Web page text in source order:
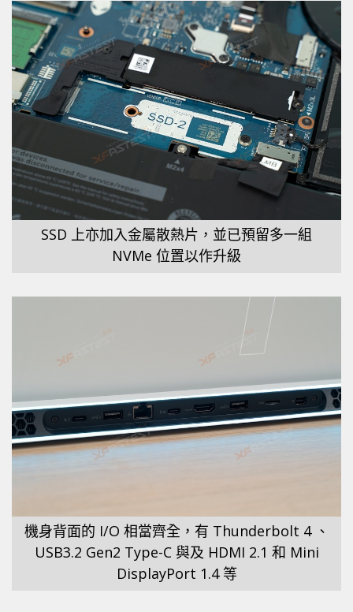
SSD 上亦加入金屬散熱片，並已預留多一組
NVMe 位置以作升級
機身背面的 I/O 相當齊全，有 Thunderbolt 4 、
USB3.2 Gen2 Type-C 與及 HDMI 2.1 和 Mini
DisplayPort 1.4 等